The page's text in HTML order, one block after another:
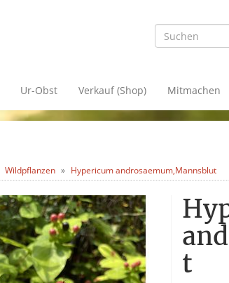
Ur-Obst Verkauf (Shop) Mitmachen
Wildpflanzen Hypericum androsaemum,Mannsblut
t